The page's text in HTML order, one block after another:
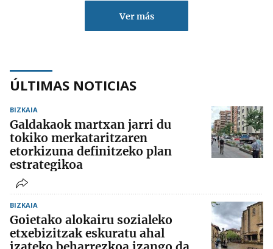
Ver más
ÚLTIMAS NOTICIAS
BIZKAIA
Galdakaok martxan jarri du
tokiko merkataritzaren
etorkizuna definitzeko plan
estrategikoa
BIZKAIA
Goietako alokairu sozialeko
etxebizitzak eskuratu ahal